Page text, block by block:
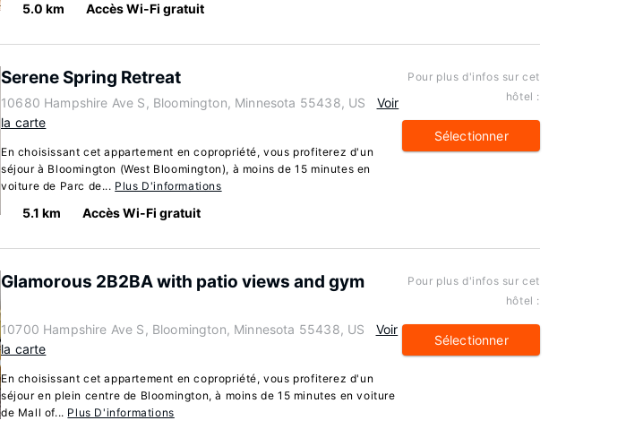
5.0 km Accès Wi-Fi gratuit
Serene Spring Retreat
10680 Hampshire Ave S, Bloomington, Minnesota 55438, US
Voir
la carte
En choisissant cet appartement en copropriété, vous profiterez d'un
séjour à Bloomington (West Bloomington), à moins de 15 minutes en
voiture de Parc de... Plus D'informations
5.1 km Accès Wi-Fi gratuit
Pour plus d'infos sur cet
hôtel :
Sélectionner
Glamorous 2B2BA with patio views and gym
10700 Hampshire Ave S, Bloomington, Minnesota 55438, US
Voir
la carte
En choisissant cet appartement en copropriété, vous profiterez d'un
séjour en plein centre de Bloomington, à moins de 15 minutes en voiture
de Mall of... Plus D'informations
Pour plus d'infos sur cet
hôtel :
Sélectionner